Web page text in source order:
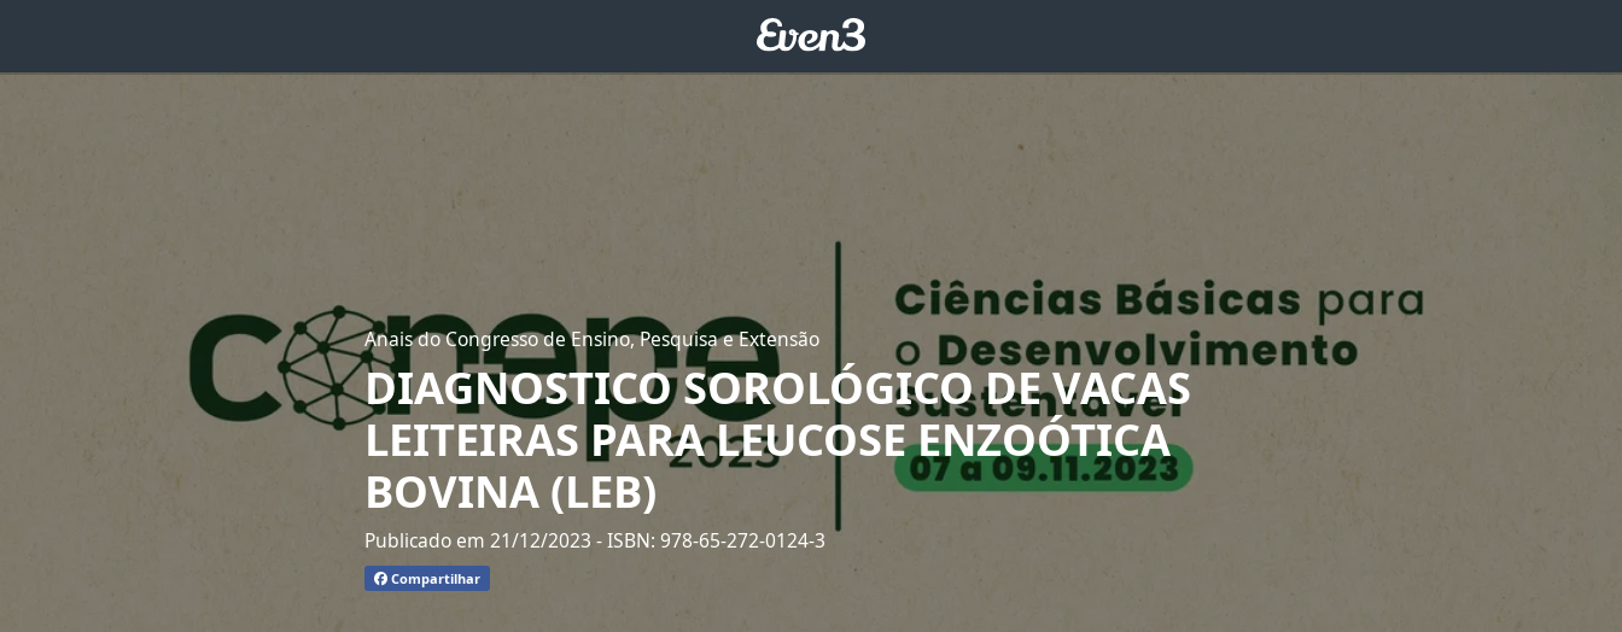
Anais do Congresso de Ensino, Pesquisa e Extensão
DIAGNOSTICO SOROLÓGICO DE VACAS
LEITEIRAS PARA LEUCOSE ENZOÓTICA
BOVINA (LEB)
Publicado em 21/12/2023- ISBN: 978-65-272-0124-3
Compartilhar